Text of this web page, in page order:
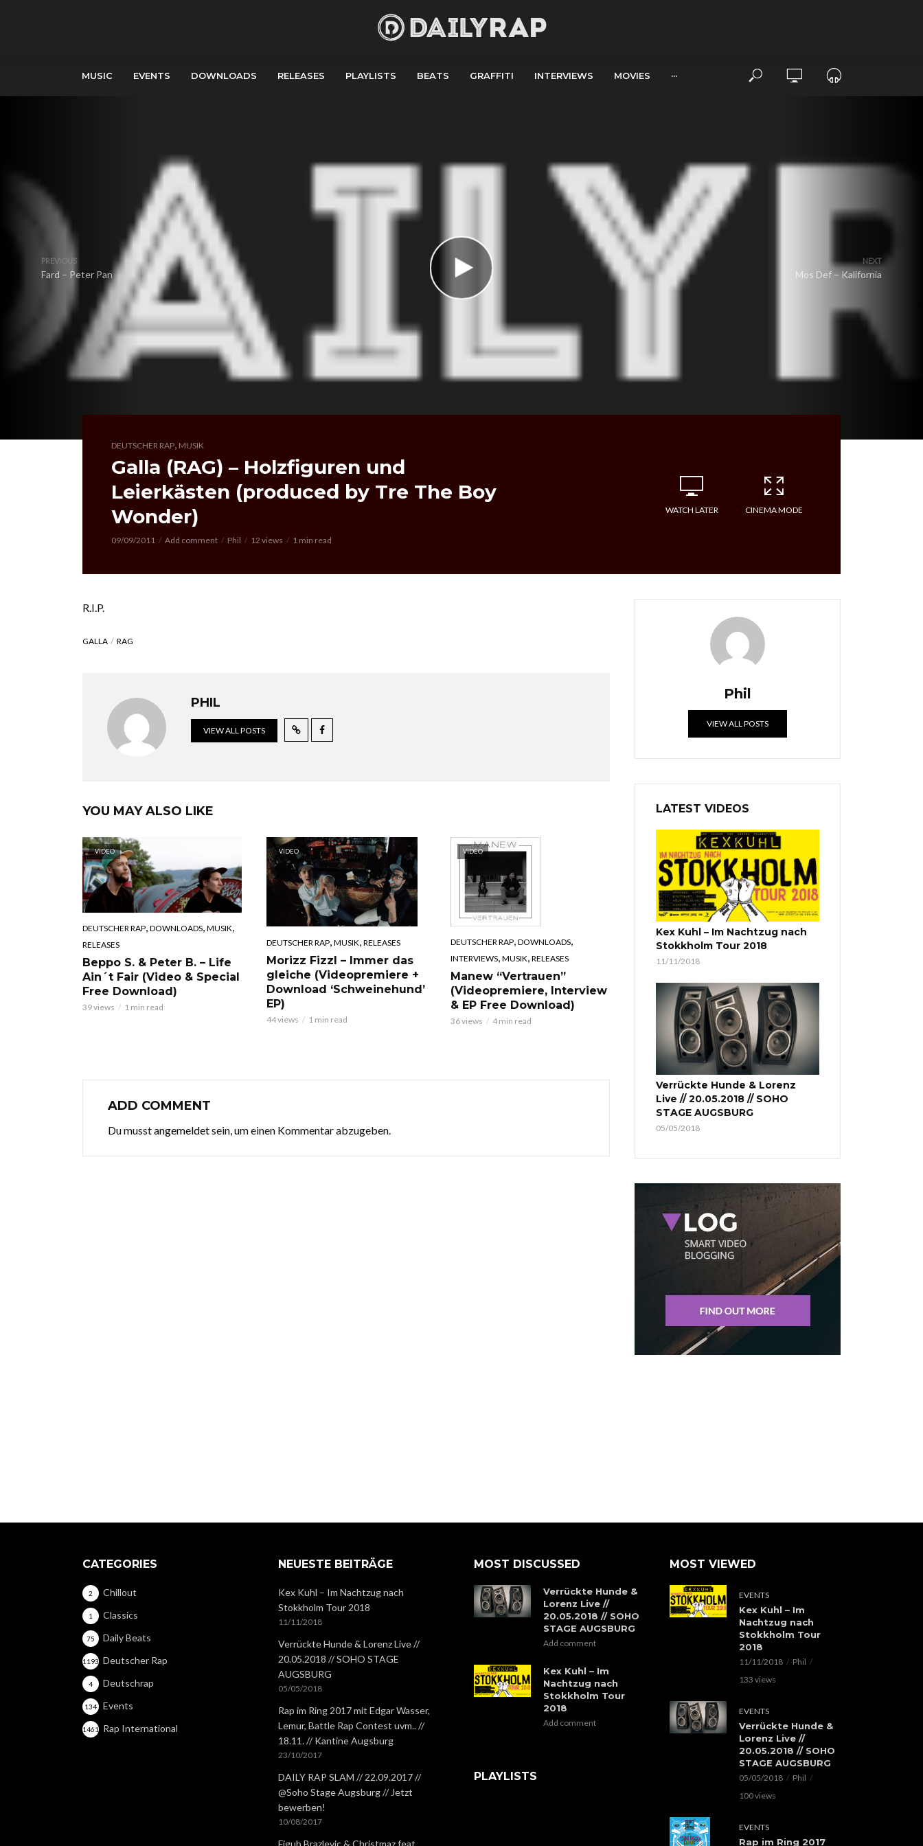
MUSIC EVENTS DOWNLOADS RELEASES PLAYLISTS BEATS GRAFFITI INTERVIEWS MOVIES ···
PREVIOUS
Fard – Peter Pan
NEXT
Mos Def – Kalifornia
DEUTSCHER RAP, MUSIK
Galla (RAG) – Holzfiguren und
Leierkästen (produced by Tre The Boy
Wonder)
09/09/2011 Add comment Phil 12 views 1 min read
WATCH LATER CINEMA MODE
R.I.P.
GALLA RAG
PHIL
VIEW ALL POSTS
YOU MAY ALSO LIKE
VIDEO
DEUTSCHER RAP DOWNLOADS MUSIK
RELEASES
Beppo S. & Peter B. – Life
Ain´t Fair (Video & Special
Free Download)
39 views 1 min read
VIDEO
DEUTSCHER RAP, MUSIK RELEASES
Morizz Fizzl – Immer das
gleiche (Videopremiere +
Download ‘Schweinehund’
EP)
44 views 1 min read
VIDEO
DEUTSCHER RAP, DOWNLOADS,
INTERVIEWS, MUSIK, RELEASES
Manew “Vertrauen”
(Videopremiere, Interview
& EP Free Download)
36 views 4 min read
ADD COMMENT
Du musstangemeldetsein, um einen Kommentar abzugeben.
Phil
VIEW ALL POSTS
LATEST VIDEOS
Kex Kuhl – Im Nachtzug nach
Stokkholm Tour 2018
11/11/2018
Verrückte Hunde & Lorenz
Live // 20.05.2018 // SOHO
STAGE AUGSBURG
05/05/2018
CATEGORIES
Chillout
2
Classics
1
Daily Beats
75
Deutscher Rap
1193
Deutschrap
4
Events
134
Rap International
1461
NEUESTE BEITRÄGE
Kex Kuhl – Im Nachtzug nach
Stokkholm Tour 2018
11/11/2018
Verrückte Hunde & Lorenz Live //
20.05.2018 // SOHO STAGE
AUGSBURG
05/05/2018
Rap im Ring 2017 mit Edgar Wasser,
Lemur, Battle Rap Contest uvm.. //
18.11. // Kantine Augsburg
23/10/2017
DAILY RAP SLAM // 22.09.2017 //
@Soho Stage Augsburg // Jetzt
bewerben!
10/08/2017
Figub Brazlevic & Christmaz feat.
MOST DISCUSSED
Verrückte Hunde &
Lorenz Live //
20.05.2018 // SOHO
STAGE AUGSBURG
Add comment
Kex Kuhl – Im
Nachtzug nach
Stokkholm Tour
2018
Add comment
PLAYLISTS
MOST VIEWED
EVENTS
Kex Kuhl – Im
Nachtzug nach
Stokkholm Tour
2018
11/11/2018
Phil
133 views
EVENTS
Verrückte Hunde &
Lorenz Live //
20.05.2018 // SOHO
STAGE AUGSBURG
05/05/2018
Phil
100 views
EVENTS
Rap im Ring 2017